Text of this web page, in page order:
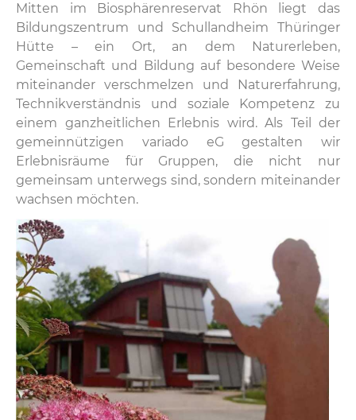
Mitten im Biosphärenreservat Rhön liegt das
Bildungszentrum und Schullandheim Thüringer
Hütte – ein Ort, an dem Naturerleben,
Gemeinschaft und Bildung auf besondere Weise
miteinander verschmelzen und Naturerfahrung,
Technikverständnis und soziale Kompetenz zu
einem ganzheitlichen Erlebnis wird. Als Teil der
gemeinnützigen variado eG gestalten wir
Erlebnisräume für Gruppen, die nicht nur
gemeinsam unterwegs sind, sondern miteinander
wachsen möchten.